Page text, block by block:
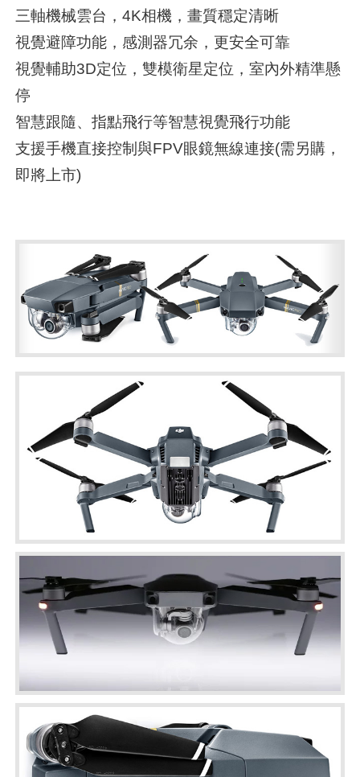
三軸機械雲台，4K相機，畫質穩定清晰
視覺避障功能，感測器冗余，更安全可靠
視覺輔助3D定位，雙模衛星定位，室內外精準懸
停
智慧跟隨、指點飛行等智慧視覺飛行功能
支援手機直接控制與FPV眼鏡無線連接(需另購，
即將上市)